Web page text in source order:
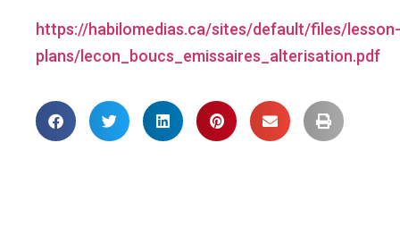
https://habilomedias.ca/sites/default/files/lesson-
plans/lecon_boucs_emissaires_alterisation.pdf